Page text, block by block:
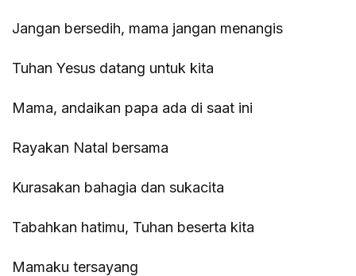
Jangan bersedih, mama jangan menangis
Tuhan Yesus datang untuk kita
Mama, andaikan papa ada di saat ini
Rayakan Natal bersama
Kurasakan bahagia dan sukacita
Tabahkan hatimu, Tuhan beserta kita
Mamaku tersayang